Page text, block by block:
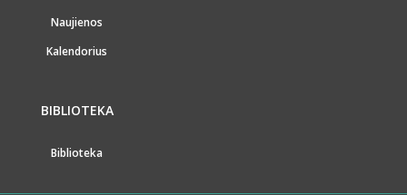
Naujienos
Kalendorius
BIBLIOTEKA
Biblioteka